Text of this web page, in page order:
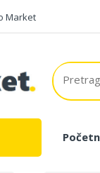
Market